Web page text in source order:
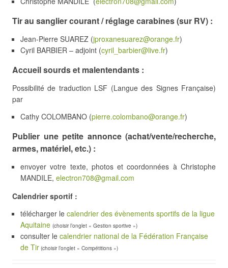
Tir au sanglier courant / réglage carabines(sur RV) :
Jean-Pierre SUAREZ (jproxanesuarez@orange.fr)
Cyril BARBIER – adjoint (cyril_barbier@live.fr)
Accueil sourds et malentendants :
Possibilité de traduction LSF (Langue des Signes Française)
par
Cathy COLOMBANO (pierre.colombano@orange.fr)
Publier une petite annonce (achat/vente/recherche,
armes, matériel, etc.) :
envoyer votre texte, photos et coordonnées à Christophe
MANDILE, electron708@gmail.com
Calendrier sportif :
télécharger le calendrier des évènements sportifs de la ligue
Aquitaine (choisir l’onglet « Gestion sportive »)
consulter le calendrier national de la Fédération Française
de Tir (choisir l’onglet « Compétitions »)